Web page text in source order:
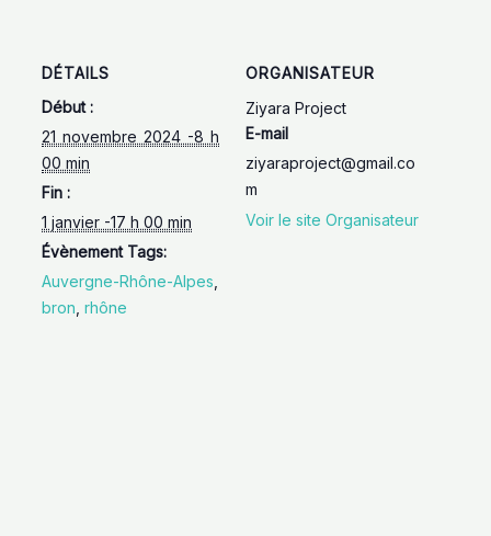
DÉTAILS
Début :
21 novembre 2024 -8 h
00 min
Fin :
1 janvier -17 h 00 min
Évènement Tags:
Auvergne-Rhône-Alpes
bron ,rhône
ORGANISATEUR
Ziyara Project
E-mail
ziyaraproject@gmail.co
m
Voir le site Organisateur